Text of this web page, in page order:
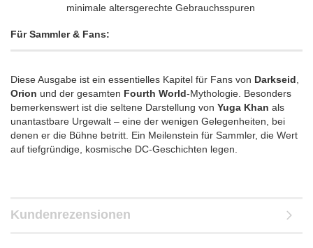
minimale altersgerechte Gebrauchsspuren
Für Sammler & Fans:
Diese Ausgabe ist ein essentielles Kapitel für Fans von Darkseid
Orion und der gesamten Fourth World-Mythologie. Besonders
bemerkenswert ist die seltene Darstellung von Yuga Khan als
unantastbare Urgewalt – eine der wenigen Gelegenheiten, bei
denen er die Bühne betritt. Ein Meilenstein für Sammler, die Wert
auf tiefgründige, kosmische DC-Geschichten legen.
Kundenrezensionen